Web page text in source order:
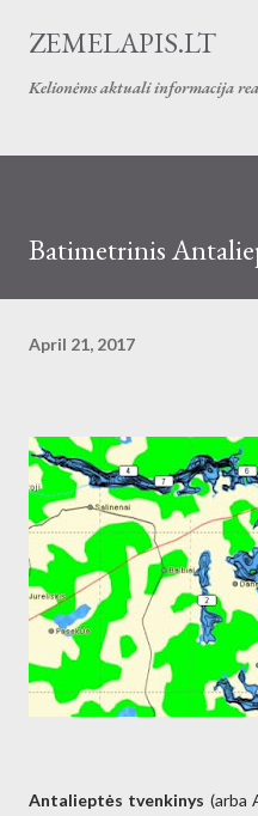
Skip to
ZEMELAPIS.LT
Kelionėms aktuali informacija
Batimetrinis
April 21, 2017
Antalieptės tvenkinys (arba